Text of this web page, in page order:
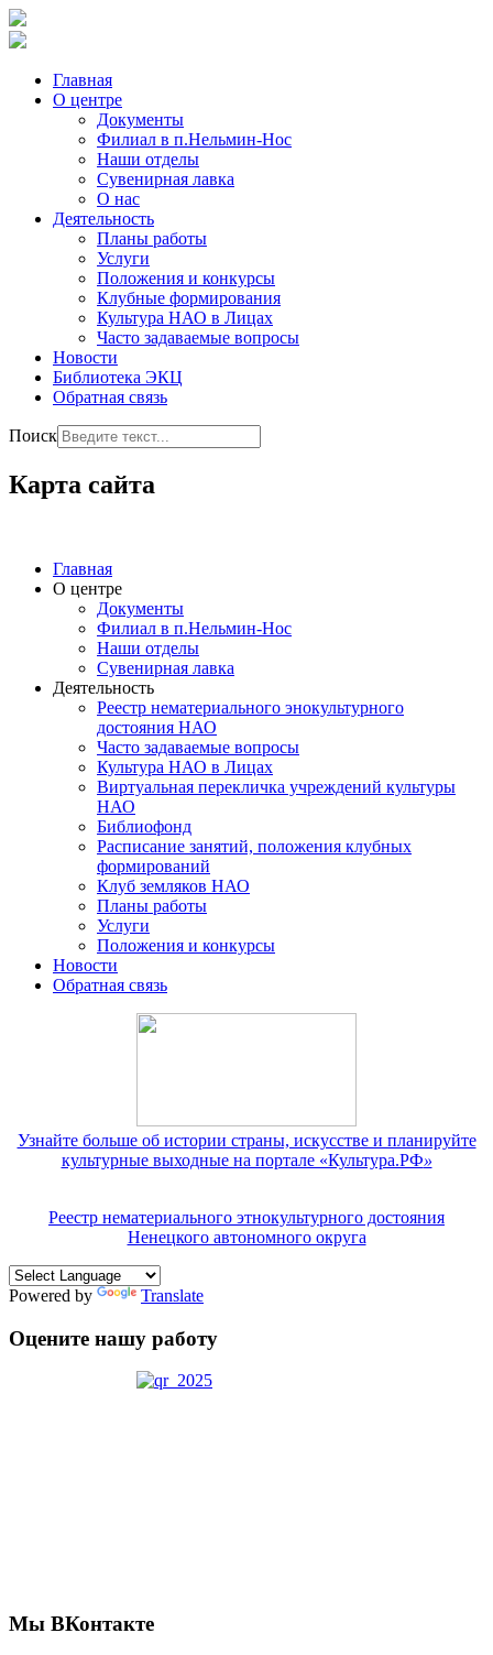
Главная
О центре
Документы
Филиал в п.Нельмин-Нос
Наши отделы
Сувенирная лавка
О нас
Деятельность
Планы работы
Услуги
Положения и конкурсы
Клубные формирования
Культура НАО в Лицах
Часто задаваемые вопросы
Новости
Библиотека ЭКЦ
Обратная связь
Поиск
Карта сайта
Главная
О центре
Документы
Филиал в п.Нельмин-Нос
Наши отделы
Сувенирная лавка
Деятельность
Реестр нематериального энокультурного
достояния НАО
Часто задаваемые вопросы
Культура НАО в Лицах
Виртуальная перекличка учреждений культуры
НАО
Библиофонд
Расписание занятий, положения клубных
формирований
Клуб земляков НАО
Планы работы
Услуги
Положения и конкурсы
Новости
Обратная связь
Узнайте больше об истории страны, искусстве и планируйте
культурные выходные на портале «Культура.РФ»
Реестр нематериального этнокультурного достояния
Ненецкого автономного округа
Powered by Translate
Оцените нашу работу
Мы ВКонтакте